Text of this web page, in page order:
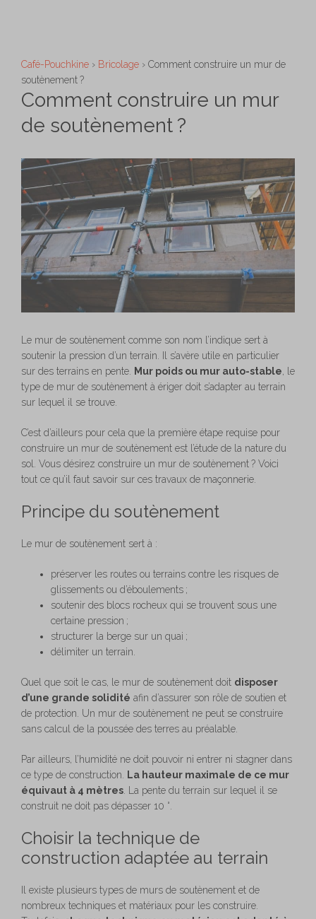
Café-Pouchkine › Bricolage › Comment construire un mur de
soutènement ?
Comment construire un mur
de soutènement ?
Le mur de soutènement comme son nom l’indique sert à
soutenir la pression d’un terrain. Il s’avère utile en particulier
sur des terrains en pente. Mur poids ou mur auto-stable, le
type de mur de soutènement à ériger doit s’adapter au terrain
sur lequel il se trouve.
C’est d’ailleurs pour cela que la première étape requise pour
construire un mur de soutènement est l’étude de la nature du
sol. Vous désirez construire un mur de soutènement ? Voici
tout ce qu’il faut savoir sur ces travaux de maçonnerie.
Principe du soutènement
Le mur de soutènement sert à :
préserver les routes ou terrains contre les risques de
glissements ou d’éboulements ;
soutenir des blocs rocheux qui se trouvent sous une
certaine pression ;
structurer la berge sur un quai ;
délimiter un terrain.
Quel que soit le cas, le mur de soutènement doit disposer
d’une grande solidité afin d’assurer son rôle de soutien et
de protection. Un mur de soutènement ne peut se construire
sans calcul de la poussée des terres au préalable.
Par ailleurs, l’humidité ne doit pouvoir ni entrer ni stagner dans
ce type de construction. La hauteur maximale de ce mur
équivaut à 4 mètres. La pente du terrain sur lequel il se
construit ne doit pas dépasser 10 °.
Choisir la technique de
construction adaptée au terrain
Il existe plusieurs types de murs de soutènement et de
nombreux techniques et matériaux pour les construire.